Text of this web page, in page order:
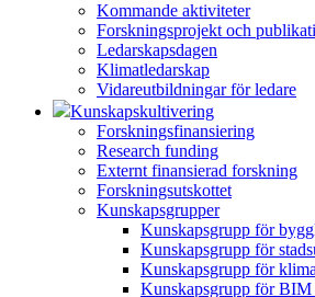
Kommande aktiviteter
Forskningsprojekt och
Ledarskapsdagen
Klimatledarskap
Vidareutbildningar för ledare
Kunskapskultivering
Forskningsfinansiering
Research funding
Externt finansierad forskning
Forskningsutskottet
Kunskapsgrupper
Kunskapsgrupp för
Kunskapsgrupp för
Kunskapsgrupp för
Kunskapsgrupp för